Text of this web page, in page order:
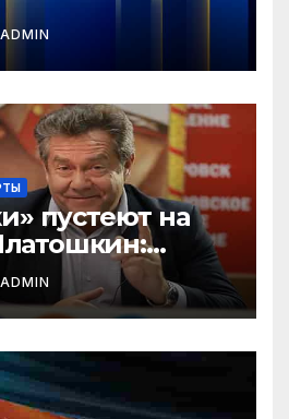
ADMIN
пустеют на
что власть
красивыми
ADMIN